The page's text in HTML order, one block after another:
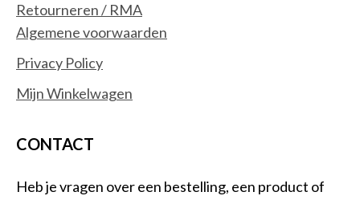
Retourneren / RMA
Algemene voorwaarden
Privacy Policy
Mijn Winkelwagen
CONTACT
Heb je vragen over een bestelling, een product of